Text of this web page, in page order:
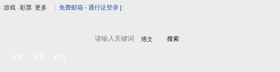
-游戏-彩票-更多 免费邮箱 - 通行证登录
博文